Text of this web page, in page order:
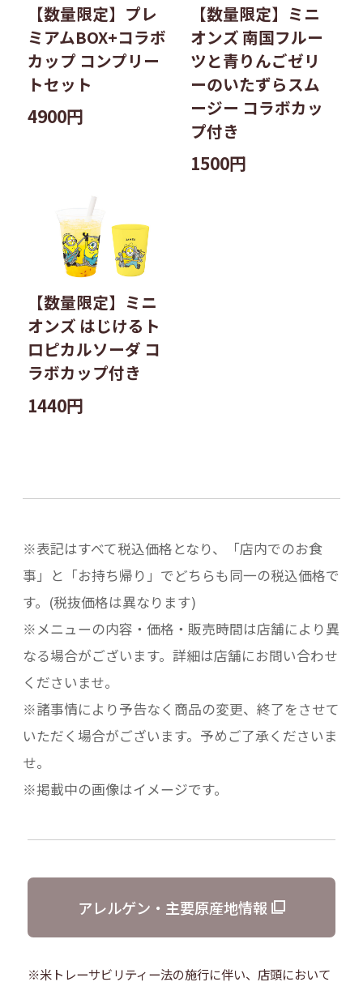
【数量限定】プレ
ミアムBOX+コラボ
カップ コンプリー
トセット
4900円
【数量限定】ミニ
オンズ 南国フルー
ツと青りんごゼリ
ーのいたずらスム
ージー コラボカッ
プ付き
1500円
【数量限定】ミニ
オンズ はじけるト
ロピカルソーダ コ
ラボカップ付き
1440円
※表記はすべて税込価格となり、「店内でのお食
事」と「お持ち帰り」でどちらも同一の税込価格で
す。(税抜価格は異なります)
※メニューの内容・価格・販売時間は店舗により異
なる場合がございます。詳細は店舗にお問い合わせ
くださいませ。
※諸事情により予告なく商品の変更、終了をさせて
いただく場合がございます。予めご了承くださいま
せ。
※掲載中の画像はイメージです。
アレルゲン・主要原産地情報
※米トレーサビリティー法の施行に伴い、店頭において